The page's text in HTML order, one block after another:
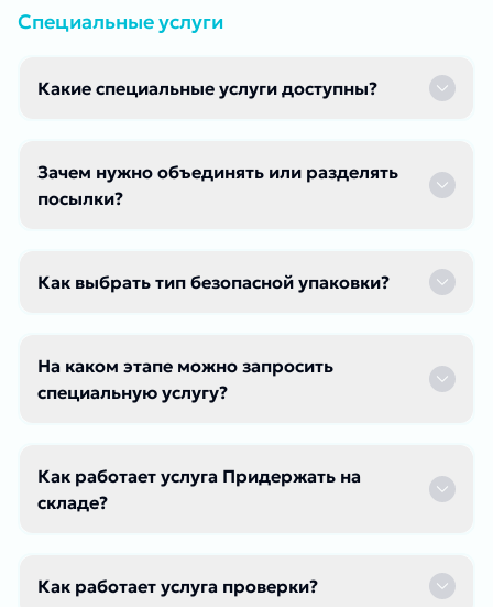
Специальные услуги
Какие специальные услуги доступны?
Зачем нужно объединять или разделять
посылки?
Как выбрать тип безопасной упаковки?
На каком этапе можно запросить
специальную услугу?
Как работает услуга Придержать на
складе?
Как работает услуга проверки?